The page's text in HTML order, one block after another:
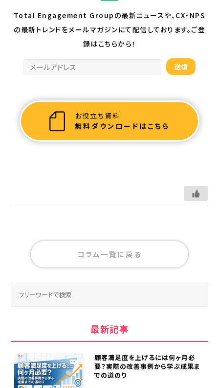
Total Engagement Groupの最新ニュースや、CX・NPS
の最新トレンドをメールマガジンにて配信しております。ご登
録はこちらから！
お役立ち資料
無料ダウンロードはこちら
コラム一覧に戻る
最新記事
顧客満足度を上げるには何ヶ月必
要？実際の改善事例から学ぶ成果ま
での道のり